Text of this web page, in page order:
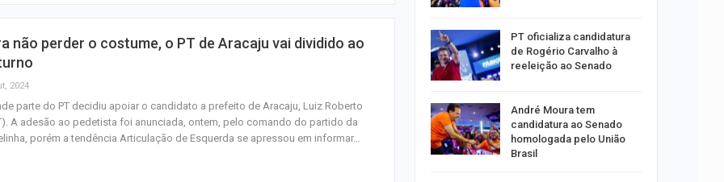
não perder o costume, o PT de Aracaju vai dividido ao
2024
parte do PT decidiu apoiar o candidato a prefeito de Aracaju, Luiz Roberto
A adesão ao pedetista foi anunciada, ontem, pelo comando do partido da
porém a tendência Articulação de Esquerda se apressou em informar…
Prouni 2026: divulgado o
resultado de nova
Produção de petróleo em
Sergipe aumentou 1,7% em
junho
PT oficializa candidatura
de Rogério Carvalho à
reeleição ao Senado
André Moura tem
candidatura ao Senado
homologada pelo União
Brasil